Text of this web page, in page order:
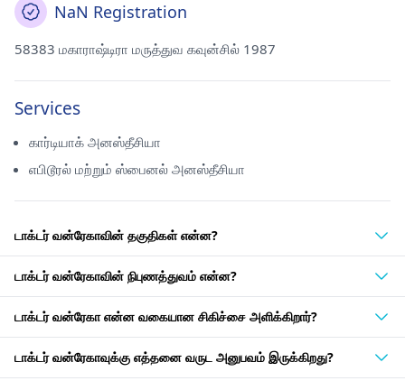
NaN Registration
58383 மகாராஷ்டிரா மருத்துவ கவுன்சில் 1987
Services
கார்டியாக் அனஸ்தீசியா
எபிடூரல் மற்றும் ஸ்பைனல் அனஸ்தீசியா
டாக்டர் வன்ரேகாவின் தகுதிகள் என்ன?
டாக்டர் வன்ரேகாவின் நிபுணத்துவம் என்ன?
டாக்டர் வன்ரேகா என்ன வகையான சிகிச்சை அளிக்கிறார்?
டாக்டர் வன்ரேகாவுக்கு எத்தனை வருட அனுபவம் இருக்கிறது?